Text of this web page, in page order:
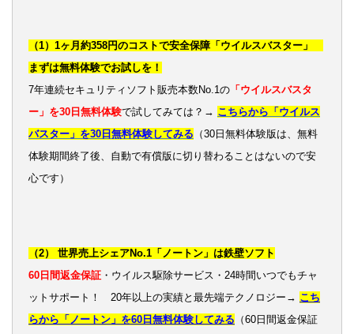
（1）1ヶ月約358円のコストで安全保障「ウイルスバスター」
まずは無料体験でお試しを！
7年連続セキュリティソフト販売本数No.1の 「ウイルスバスタ
ー」を30日無料体験で試してみては？→ こちらから「ウイルス
バスター」を30日無料体験してみる （30日無料体験版は、無料
体験期間終了後、自動で有償版に切り替わることはないので安
心です）
（2） 世界売上シェアNo.1「ノートン」は鉄壁ソフト
60日間返金保証 ・ウイルス駆除サービス・24時間いつでもチャ
ットサポート！ 20年以上の実績と最先端テクノロジー→ こち
らから「ノートン」を60日無料体験してみる （60日間返金保証